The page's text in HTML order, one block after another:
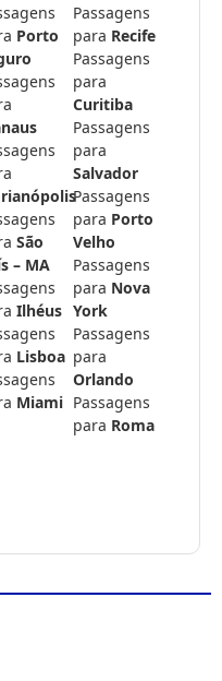
Porto
São
– MA
Ilhéus
Lisboa
Miami
Passagens
para Recife
Passagens
para
Curitiba
Passagens
para
Salvador
Passagens
para Porto
Velho
Passagens
para Nova
York
Passagens
para
Orlando
Passagens
para Roma